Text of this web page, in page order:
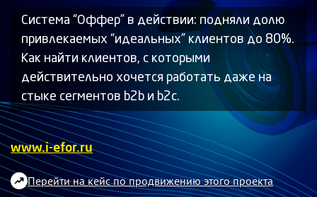
Система “Оффер” в действии: подняли долю
привлекаемых “идеальных” клиентов до 80%.
Как найти клиентов, с которыми
действительно хочется работать даже на
стыке сегментов b2b и b2c.
www.i-efor.ru
Перейти на кейс по продвижению этого проекта